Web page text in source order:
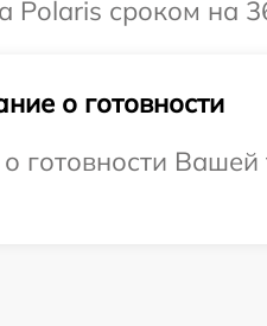
Polaris сроком на
о готовности
Вашей